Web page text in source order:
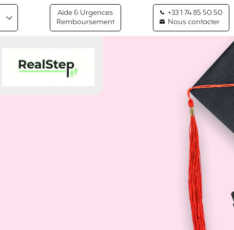
Aide & Urgences
Remboursement
+33 1 74 85 50 50
Nous contacter